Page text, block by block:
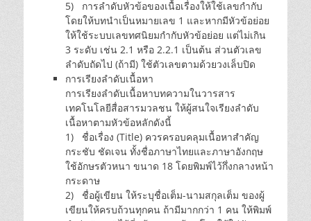
5) การลำดับหัวข้อของเนื้อเรื่องให้ใช้เลขกำกับ
โดยให้บทนำเป็นหมายเลข 1 และหากมีหัวข้อย่อย
ให้ใช้ระบบเลขทศนิยมกำกับหัวข้อย่อย แต่ไม่เกิน
3 ระดับ เช่น 2.1 หรือ 2.2.1 เป็นต้น ส่วนตัวเลข
ลำดับถัดไป (ถ้ามี) ใช้ตัวเลขตามด้วยวงเล็บปิด
การเรียงลำดับเนื้อหา
การเรียงลำดับเนื้อหาบทความในวารสาร
เทคโนโลยีสื่อสารมวลชน ให้ผู้สนใจเรียงลำดับ
เนื้อหาตามหัวข้อหลักดังนี้
1) ชื่อเรื่อง (Title) ควรครอบคลุมเนื้อหาสำคัญ
กระชับ ชัดเจน ทั้งชื่อภาษาไทยและภาษาอังกฤษ
ใช้อักษรตัวหนา ขนาด 18 โดยพิมพ์ไว้กึ่งกลางหน้า
กระดาษ
2) ชื่อผู้เขียน ให้ระบุชื่อเต็ม-นามสกุลเต็ม ของผู้
เขียนให้ครบถ้วนทุกคน ถ้ามีมากกว่า 1 คน ให้พิมพ์